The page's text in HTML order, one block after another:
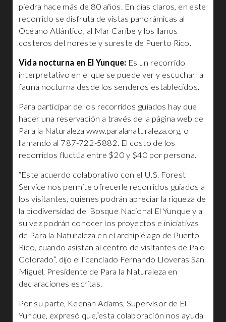
piedra hace más de 80 años. En días claros, en este
recorrido se disfruta de vistas panorámicas al
Océano Atlántico, al Mar Caribe y los llanos
costeros del noreste y sureste de Puerto Rico.
Vida nocturna en El Yunque: Es un recorrido
interpretativo en el que se puede ver y escuchar la
fauna nocturna desde los senderos establecidos.
Para participar de los recorridos guiados hay que
hacer una reservación a través de la página web de
Para la Naturaleza www.paralanaturaleza.org, o
llamando al 787-722-5882. El costo de los
recorridos fluctúa entre $20 y $40 por persona.
“Este acuerdo colaborativo con el U.S. Forest
Service nos permite ofrecerle recorridos guiados a
los visitantes, quienes podrán apreciar la riqueza de
la biodiversidad del Bosque Nacional El Yunque y a
su vez podrán conocer los proyectos e iniciativas
de Para la Naturaleza en el archipiélago de Puerto
Rico, cuando asistan al centro de visitantes de Palo
Colorado”, dijo el licenciado Fernando Lloveras San
Miguel, Presidente de Para la Naturaleza en
declaraciones escritas.
Por su parte, Keenan Adams, Supervisor de El
Yunque, expresó que,“esta colaboración nos ayuda